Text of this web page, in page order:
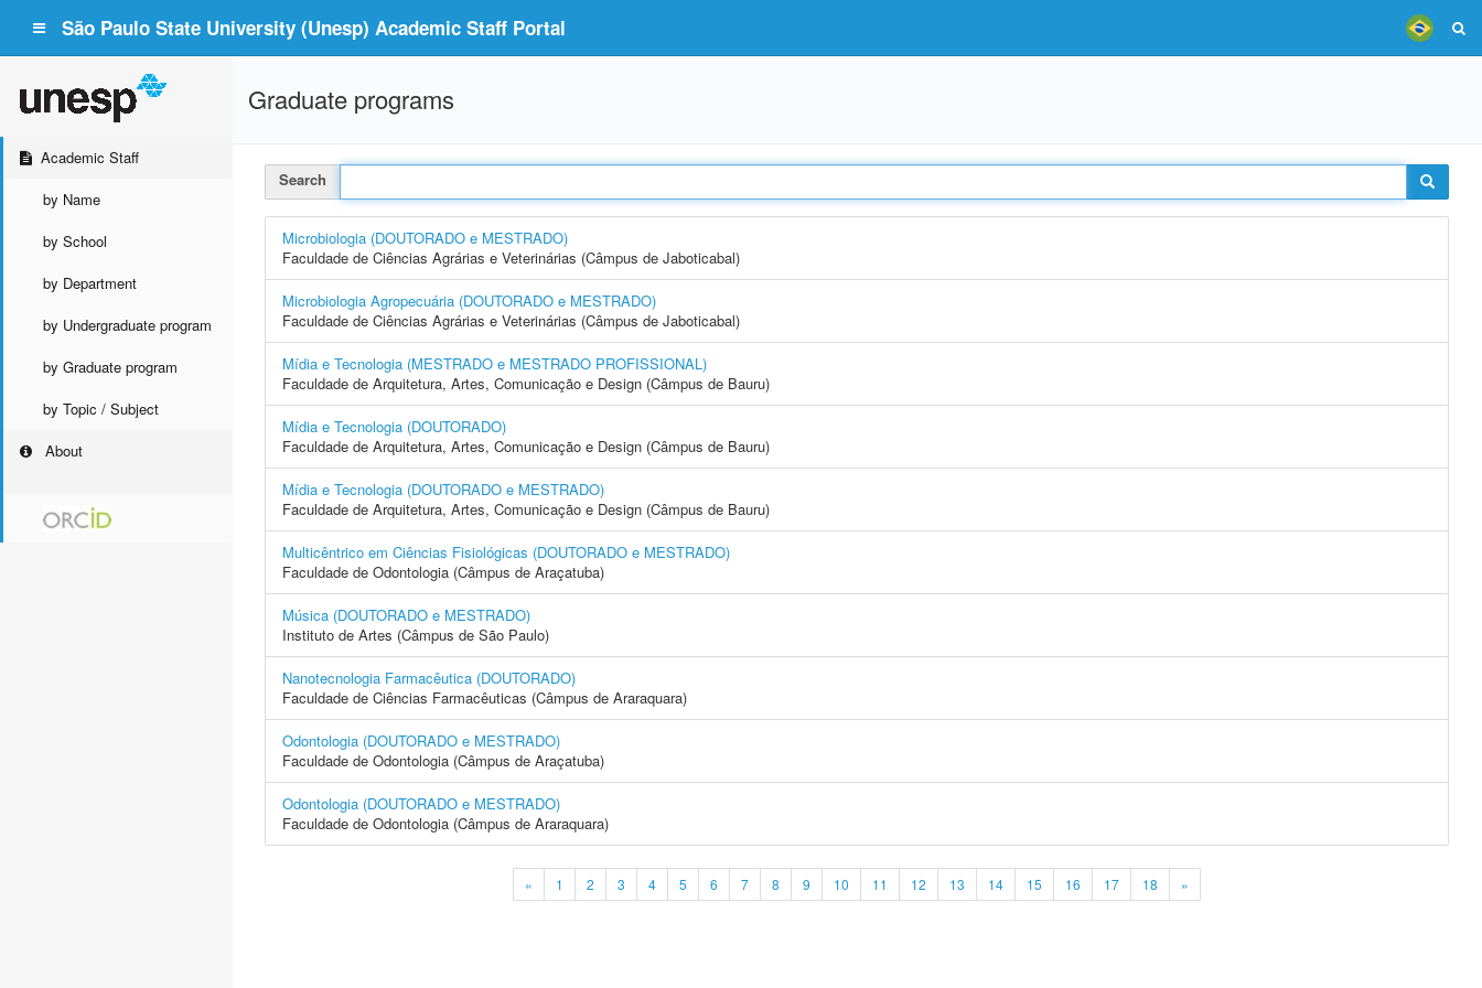
São Paulo State University (Unesp) Academic Staff Portal
Academic Staff
by Name
by School
by Department
by Undergraduate program
by Graduate program
by Topic / Subject
About
Graduate programs
Search
Microbiologia (DOUTORADO e MESTRADO)
Faculdade de Ciências Agrárias e Veterinárias (Câmpus de Jaboticabal)
Microbiologia Agropecuária (DOUTORADO e MESTRADO)
Faculdade de Ciências Agrárias e Veterinárias (Câmpus de Jaboticabal)
Mídia e Tecnologia (MESTRADO e MESTRADO PROFISSIONAL)
Faculdade de Arquitetura, Artes, Comunicação e Design (Câmpus de Bauru)
Mídia e Tecnologia (DOUTORADO)
Faculdade de Arquitetura, Artes, Comunicação e Design (Câmpus de Bauru)
Mídia e Tecnologia (DOUTORADO e MESTRADO)
Faculdade de Arquitetura, Artes, Comunicação e Design (Câmpus de Bauru)
Multicêntrico em Ciências Fisiológicas (DOUTORADO e MESTRADO)
Faculdade de Odontologia (Câmpus de Araçatuba)
Música (DOUTORADO e MESTRADO)
Instituto de Artes (Câmpus de São Paulo)
Nanotecnologia Farmacêutica (DOUTORADO)
Faculdade de Ciências Farmacêuticas (Câmpus de Araraquara)
Odontologia (DOUTORADO e MESTRADO)
Faculdade de Odontologia (Câmpus de Araçatuba)
Odontologia (DOUTORADO e MESTRADO)
Faculdade de Odontologia (Câmpus de Araraquara)
« 1 2 3 4 5 6 7 8 9 10 11 12 13 14 15 16 17 18 »